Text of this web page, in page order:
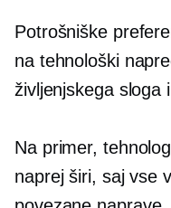
Potrošniške
na tehnološki
življenjskega sloga
Na primer,
naprej širi, saj vse